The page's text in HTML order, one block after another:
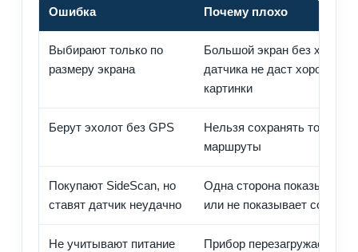
Ошибка Почему плохо
Выбирают только по
размеру экрана
Большой экран без
датчика не даст хорошей
картинки
Берут эхолот без GPS
Нельзя сохранять точки и
маршруты
Покупают SideScan, но
ставят датчик неудачно
Одна сторона показывает
или не показывает совсем
Не учитывают питание
Прибор перезагружается и